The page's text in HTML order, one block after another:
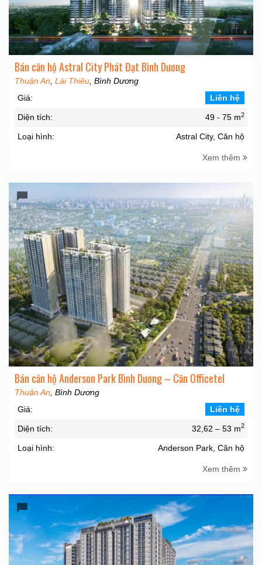
Bán căn hộ Astral City Phát Đạt Bình Dương
Thuận An Lái Thiêu , Bình Dương
Giá:
Liên hệ
Diện tích: 49 - 75 m2
Loại hình: Astral City, Căn hộ
Xem thêm
Bán căn hộ Anderson Park Bình Dương – Căn Officetel
Thuận An , Bình Dương
Giá:
Liên hệ
Diện tích: 32,62 – 53 m2
Loại hình: Anderson Park, Căn hộ
Xem thêm